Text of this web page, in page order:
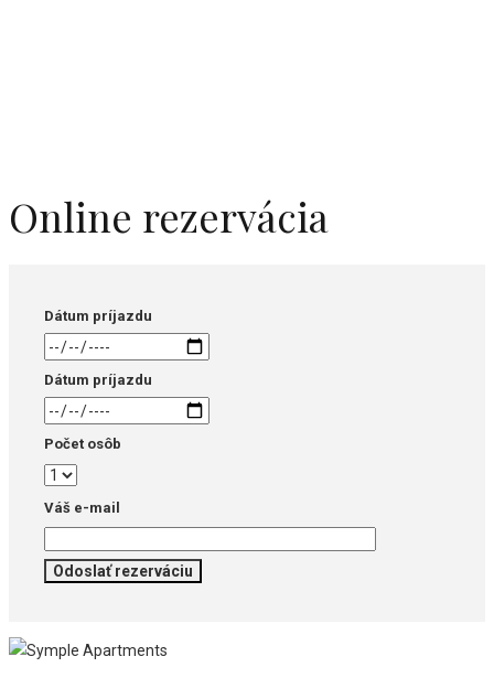
Online rezervácia
Dátum príjazdu
Dátum príjazdu
Počet osôb
Váš e-mail